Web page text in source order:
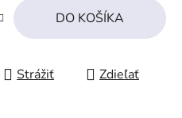
DO KOŠÍKA
Strážiť Zdieľať